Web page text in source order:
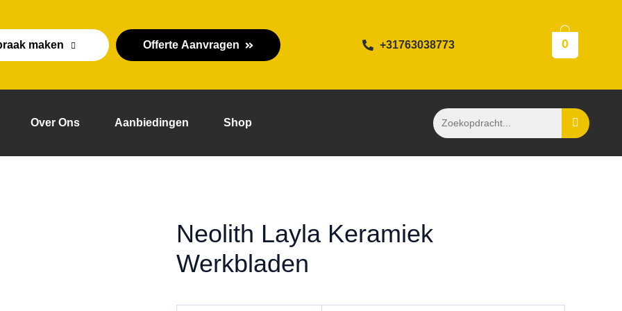
maken Offerte Aanvragen +31763038773 0
Over Ons Aanbiedingen Shop
Neolith Layla Keramiek
Werkbladen